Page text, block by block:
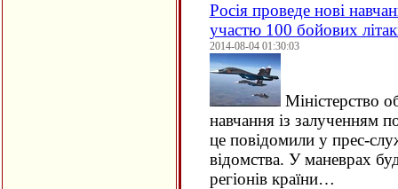
Росія проведе нові
участю 100 бойових
2014-08-04 01:30:03
Міністерство
навчання із залученням
це повідомили у прес-
відомства. У маневрах
регіонів країни…